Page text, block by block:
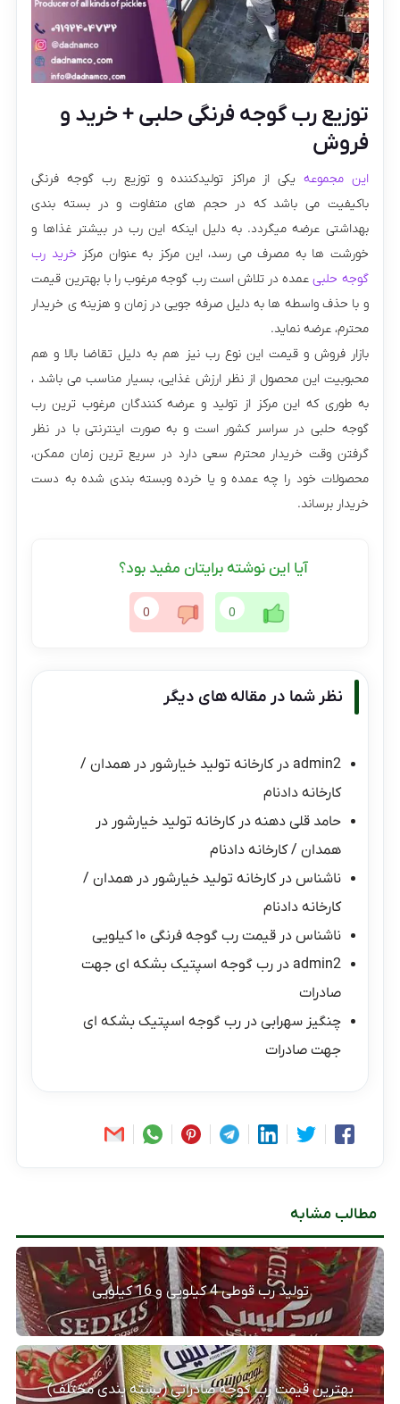
توزیع رب گوجه فرنگی حلبی + خرید و
فروش
این مجموعه یکی از مراکز تولیدکننده و توزیع رب گوجه فرنگی
باکیفیت می باشد که در حجم های متفاوت و در بسته بندی
بهداشتی عرضه میگردد. به دلیل اینکه این رب در بیشتر غذاها و
خورشت ها به مصرف می رسد، این مرکز به عنوان مرکز خرید رب
گوجه حلبیعمده در تلاش است رب گوجه مرغوب را با بهترین قیمت
و با حذف واسطه ها به دلیل صرفه جویی در زمان و هزینه ی خریدار
محترم، عرضه نماید.
بازار فروش و قیمت این نوع رب نیز هم به دلیل تقاضا بالا و هم
محبوبیت این محصول از نظر ارزش غذایی، بسیار مناسب می باشد ،
به طوری که این مرکز از تولید و عرضه کنندگان مرغوب ترین رب
گوجه حلبی در سراسر کشور است و به صورت اینترنتی با در نظر
گرفتن وقت خریدار محترم سعی دارد در سریع ترین زمان ممکن،
محصولات خود را چه عمده و یا خرده وبسته بندی شده به دست
خریدار برساند.
آیا این نوشته برایتان مفید بود؟
0
0
نظر شما در مقاله های دیگر
admin2 درکارخانه تولید خیارشور در همدان /
کارخانه دادنام
حامد قلی دهنه درکارخانه تولید خیارشور در
همدان / کارخانه دادنام
ناشناس درکارخانه تولید خیارشور در همدان /
کارخانه دادنام
ناشناس درقیمت رب گوجه فرنگی ۱۰ کیلویی
admin2 دررب گوجه اسپتیک بشکه ای جهت
صادرات
چنگیز سهرابی دررب گوجه اسپتیک بشکه ای
جهت صادرات
مطالب مشابه
تولید رب قوطی 4 کیلویی و 16 کیلویی
بهترین قیمت رب گوجه صادراتی (بسته بندی مختلف)